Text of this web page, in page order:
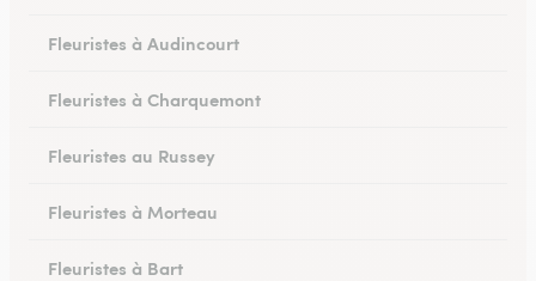
Fleuristes à Audincourt
Fleuristes à Charquemont
Fleuristes au Russey
Fleuristes à Morteau
Fleuristes à Bart